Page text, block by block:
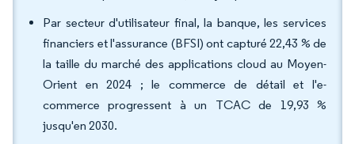
Par secteur d'utilisateur final, la banque, les services
financiers et l'assurance (BFSI) ont capturé 22,43 % de
la taille du marché des applications cloud au Moyen-
Orient en 2024 ; le commerce de détail et l'e-
commerce progressent à un TCAC de 19,93 %
jusqu'en 2030.